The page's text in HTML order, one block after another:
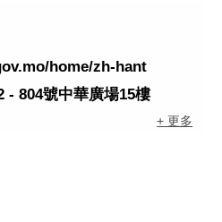
home/zh-hant
- 804號中華廣場15樓
+ 更多